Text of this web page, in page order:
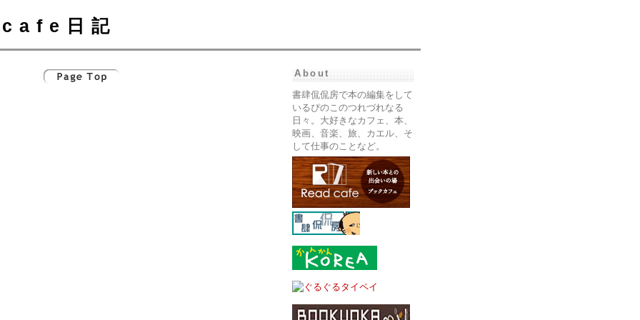
cafe日記
About
書肆侃侃房で本の編集をして
いるぴのこのつれづれなる
日々。大好きなカフェ、本、
映画、音楽、旅、カエル、そ
して仕事のことなど。